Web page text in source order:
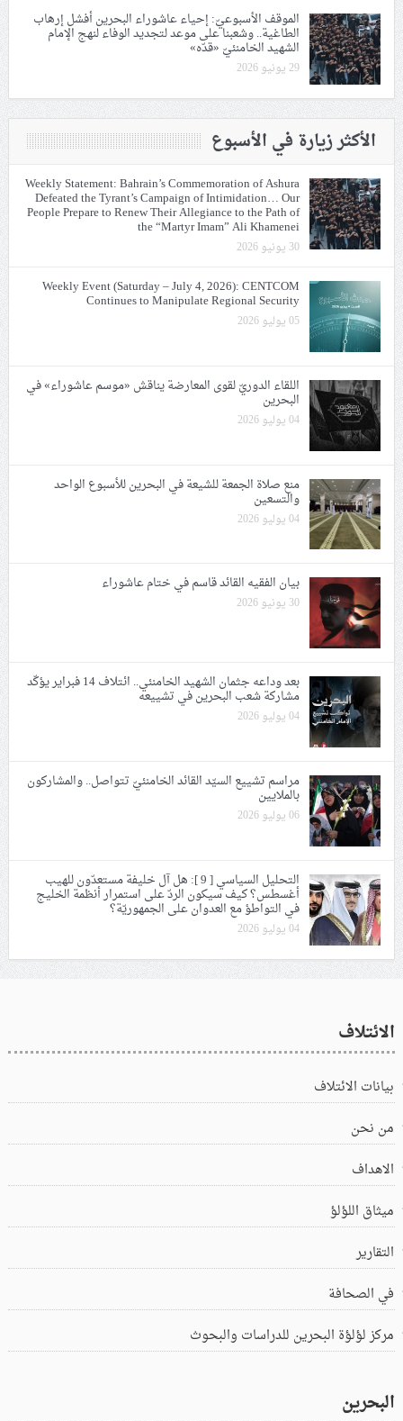
الموقف الأسبوعيّ: إحياء عاشوراء البحرين أفشل إرهاب
الطاغية.. وشعبنا على موعد لتجديد الوفاء لنهج الإمام
الشهيد الخامنئيّ «قدّه»
29 يونيو 2026
الأكثر زيارة في الأسبوع
Weekly Statement: Bahrain’s Commemoration of Ashura
Defeated the Tyrant’s Campaign of Intimidation… Our
People Prepare to Renew Their Allegiance to the Path of
the “Martyr Imam” Ali Khamenei
30 يونيو 2026
Weekly Event (Saturday – July 4, 2026): CENTCOM
Continues to Manipulate Regional Security
05 يوليو 2026
اللقاء الدوريّ لقوى المعارضة يناقش «موسم عاشوراء» في
البحرين
04 يوليو 2026
منع صلاة الجمعة للشيعة في البحرين للأسبوع الواحد
والتسعين
04 يوليو 2026
بيان الفقيه القائد قاسم في ختام عاشوراء
30 يونيو 2026
بعد وداعه جثمان الشهيد الخامنئي.. ائتلاف 14 فبراير يؤكّد
مشاركة شعب البحرين في تشييعه
04 يوليو 2026
مراسم تشييع السيّد القائد الخامنئيّ تتواصل.. والمشاركون
بالملايين
06 يوليو 2026
التحليل السياسي [ 9 ]: هل آل خليفة مستعدّون للهيب
أغسطس؟ كيف سيكون الردّ على استمرار أنظمة الخليج
في التواطؤ مع العدوان على الجمهوريّة؟
04 يوليو 2026
الائتلاف
بيانات الائتلاف
من نحن
الاهداف
ميثاق اللؤلؤ
التقارير
في الصحافة
مركز لؤلؤة البحرين للدراسات والبحوث
البحرين